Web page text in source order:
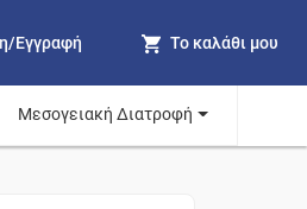
Εγγραφή Το καλάθι μου
Μεσογειακή Διατροφή